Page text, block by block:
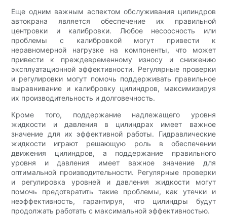
Еще одним важным аспектом обслуживания цилиндров
автокрана является обеспечение их правильной
центровки и калибровки. Любое несоосность или
проблемы с калибровкой могут привести к
неравномерной нагрузке на компоненты, что может
привести к преждевременному износу и снижению
эксплуатационной эффективности. Регулярные проверки
и регулировки могут помочь поддерживать правильное
выравнивание и калибровку цилиндров, максимизируя
их производительность и долговечность.
Кроме того, поддержание надлежащего уровня
жидкости и давления в цилиндрах имеет важное
значение для их эффективной работы. Гидравлические
жидкости играют решающую роль в обеспечении
движения цилиндров, а поддержание правильного
уровня и давления имеет важное значение для
оптимальной производительности. Регулярные проверки
и регулировка уровней и давления жидкости могут
помочь предотвратить такие проблемы, как утечки и
неэффективность, гарантируя, что цилиндры будут
продолжать работать с максимальной эффективностью.